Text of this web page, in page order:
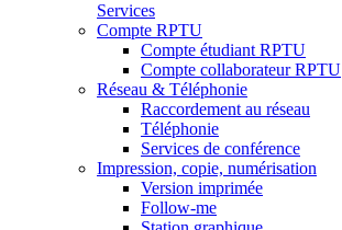
Services
Compte RPTU
Compte étudiant RPTU
Compte collaborateur RPTU
Réseau & Téléphonie
Raccordement au réseau
Téléphonie
Services de conférence
Impression, copie, numérisation
Version imprimée
Follow-me